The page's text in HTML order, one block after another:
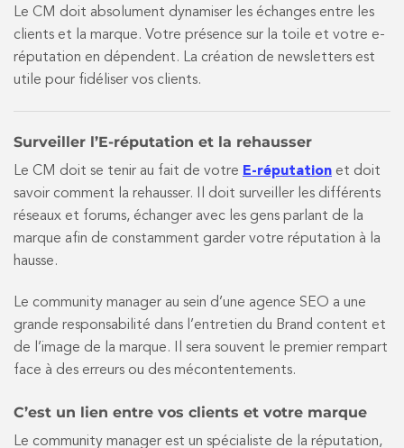
Le CM doit absolument dynamiser les échanges entre les
clients et la marque. Votre présence sur la toile et votre e-
réputation en dépendent. La création de newsletters est
utile pour fidéliser vos clients.
Surveiller l’E-réputation et la rehausser
Le CM doit se tenir au fait de votre E-réputation et doit
savoir comment la rehausser. Il doit surveiller les différents
réseaux et forums, échanger avec les gens parlant de la
marque afin de constamment garder votre réputation à la
hausse.
Le community manager au sein d’une agence SEO a une
grande responsabilité dans l’entretien du Brand content et
de l’image de la marque. Il sera souvent le premier rempart
face à des erreurs ou des mécontentements.
C’est un lien entre vos clients et votre marque
Le community manager est un spécialiste de la réputation,